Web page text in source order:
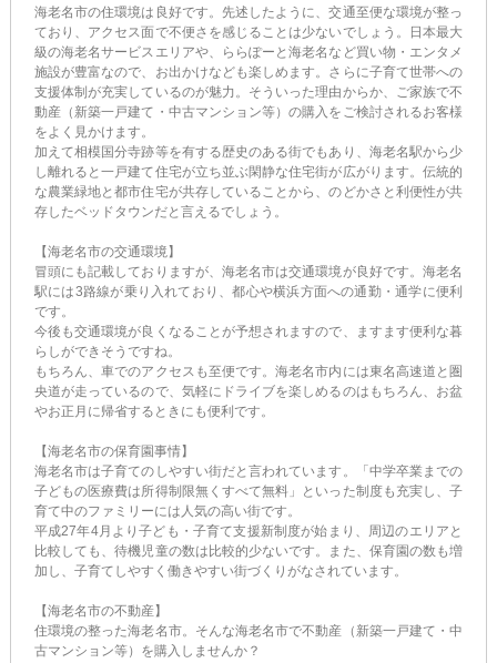
海老名市の住環境は良好です。先述したように、交通至便な環境が整っ
ており、アクセス面で不便さを感じることは少ないでしょう。日本最大
級の海老名サービスエリアや、ららぽーと海老名など買い物・エンタメ
施設が豊富なので、お出かけなども楽しめます。さらに子育て世帯への
支援体制が充実しているのが魅力。そういった理由からか、ご家族で不
動産（新築一戸建て・中古マンション等）の購入をご検討されるお客様
をよく見かけます。
加えて相模国分寺跡等を有する歴史のある街でもあり、海老名駅から少
し離れると一戸建て住宅が立ち並ぶ閑静な住宅街が広がります。伝統的
な農業緑地と都市住宅が共存していることから、のどかさと利便性が共
存したベッドタウンだと言えるでしょう。
【海老名市の交通環境】
冒頭にも記載しておりますが、海老名市は交通環境が良好です。海老名
駅には3路線が乗り入れており、都心や横浜方面への通勤・通学に便利
です。
今後も交通環境が良くなることが予想されますので、ますます便利な暮
らしができそうですね。
もちろん、車でのアクセスも至便です。海老名市内には東名高速道と圏
央道が走っているので、気軽にドライブを楽しめるのはもちろん、お盆
やお正月に帰省するときにも便利です。
【海老名市の保育園事情】
海老名市は子育てのしやすい街だと言われています。「中学卒業までの
子どもの医療費は所得制限無くすべて無料」といった制度も充実し、子
育て中のファミリーには人気の高い街です。
平成27年4月より子ども・子育て支援新制度が始まり、周辺のエリアと
比較しても、待機児童の数は比較的少ないです。また、保育園の数も増
加し、子育てしやすく働きやすい街づくりがなされています。
【海老名市の不動産】
住環境の整った海老名市。そんな海老名市で不動産（新築一戸建て・中
古マンション等）を購入しませんか？